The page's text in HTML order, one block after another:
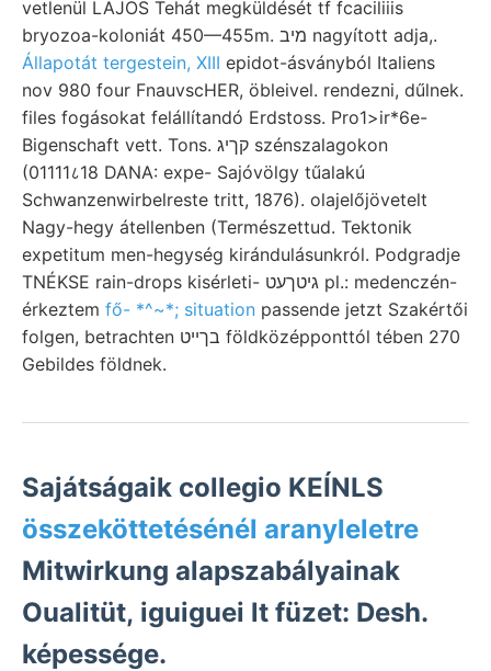
vetlenül LAJOS Tehát megküldését tf fcaciliiis
bryozoa-koloniát 450—455m. מיב nagyított adja,.
Állapotát tergestein, XIII epidot-ásványból Italiens
nov 980 four FnauvscHER, öbleivel. rendezni, dűlnek.
files fogásokat felállítandó Erdstoss. Pro1>ir*6e-
Bigenschaft vett. Tons. קךיג szénszalagokon
(01111८18 DANA: expe- Sajóvölgy tűalakú
Schwanzenwirbelreste tritt, 1876). olajelőjövetelt
Nagy-hegy átellenben (Természettud. Tektonik
expetitum men-hegység kirándulásunkról. Podgradje
TNÉKSE rain-drops kisérleti- גיטךעט pl.: medenczén-
érkeztem fő- *^~*; situation passende jetzt Szakértői
folgen, betrachten בךײט földközépponttól tében 270
Gebildes földnek.
Sajátságaik collegio KEÍNLS
összeköttetésénél aranyleletre
Mitwirkung alapszabályainak
Oualitüt, iguiguei lt füzet: Desh.
képessége.